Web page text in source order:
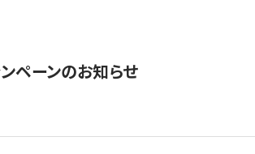
ペーンのお知らせ